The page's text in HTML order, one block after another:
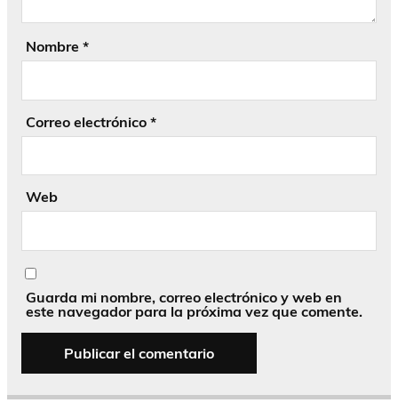
Nombre *
Correo electrónico *
Web
Guarda mi nombre, correo electrónico y web en
este navegador para la próxima vez que comente.